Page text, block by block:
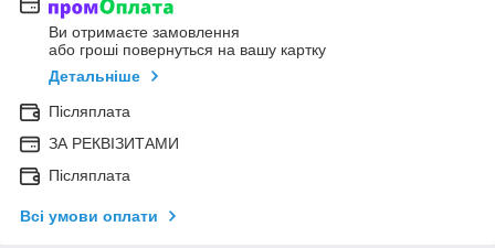
Ви отримаєте замовлення
або гроші повернуться на вашу картку
Детальніше
Післяплата
ЗА РЕКВІЗИТАМИ
Післяплата
Всі умови оплати